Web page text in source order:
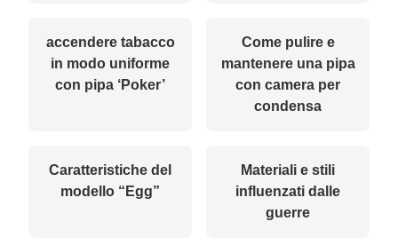
accendere tabacco
in modo uniforme
con pipa ‘Poker’
Come pulire e
mantenere una pipa
con camera per
condensa
Caratteristiche del
modello “Egg”
Materiali e stili
influenzati dalle
guerre